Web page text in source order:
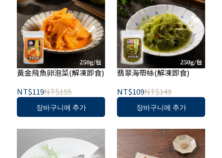
黃金飛魚卵泡菜(解凍即食)
NT$119NT$159
장바구니에 추가
翡翠海帶絲(解凍即食)
NT$109NT$149
장바구니에 추가